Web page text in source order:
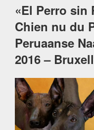
ON
«El Perro sin
Chien nu du
Peruaanse
2016 –